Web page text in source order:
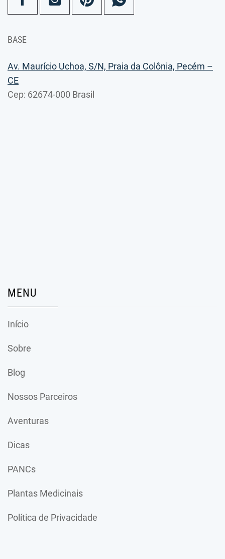
BASE
Av. Maurício Uchoa, S/N, Praia da Colônia, Pecém –
CE
Cep: 62674-000 Brasil
MENU
Início
Sobre
Blog
Nossos Parceiros
Aventuras
Dicas
PANCs
Plantas Medicinais
Política de Privacidade